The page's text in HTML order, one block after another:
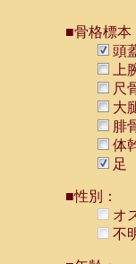
■骨格標本
頭
上
尺
大
腓
体
足
■性別：
オ
不